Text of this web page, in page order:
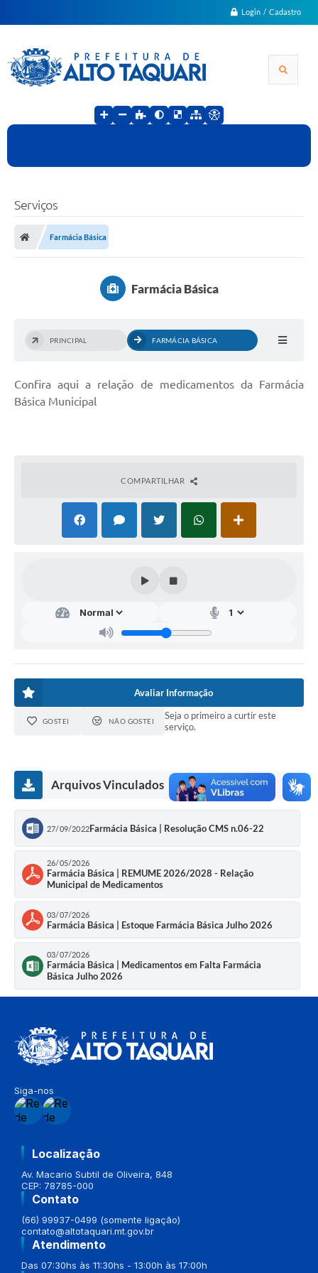
Login / Cadastro
Serviços
Farmácia Básica
Farmácia Básica
PRINCIPAL FARMÁCIA BÁSICA
Confira aqui a relação de medicamentos da Farmácia
Básica Municipal
COMPARTILHAR
Avaliar Informação
GOSTEI NÃO GOSTEI
Seja o primeiro a curtir este
serviço.
Arquivos Vinculados
27/09/2022Farmácia Básica | Resolução CMS n.06-22
26/05/2026
Farmácia Básica | REMUME 2026/2028 - Relação
Municipal de Medicamentos
03/07/2026
Farmácia Básica | Estoque Farmácia Básica Julho 2026
03/07/2026
Farmácia Básica | Medicamentos em Falta Farmácia
Básica Julho 2026
Siga-nos
Localização
Av. Macario Subtil de Oliveira, 848
CEP: 78785-000
Contato
(66) 99937-0499 (somente ligação)
contato@altotaquari.mt.gov.br
Atendimento
Das 07:30hs às 11:30hs - 13:00h às 17:00h